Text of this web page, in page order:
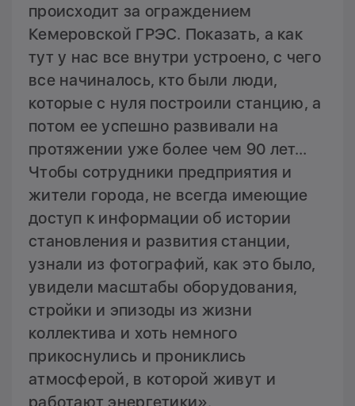
происходит за ограждением
Кемеровской ГРЭС. Показать, а как
тут у нас все внутри устроено, с чего
все начиналось, кто были люди,
которые с нуля построили станцию, а
потом ее успешно развивали на
протяжении уже более чем 90 лет…
Чтобы сотрудники предприятия и
жители города, не всегда имеющие
доступ к информации об истории
становления и развития станции,
узнали из фотографий, как это было,
увидели масштабы оборудования,
стройки и эпизоды из жизни
коллектива и хоть немного
прикоснулись и прониклись
атмосферой, в которой живут и
работают энергетики».